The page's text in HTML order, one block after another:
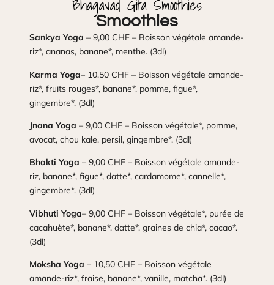
Bhagavad Gita Smoothies
Smoothies
Sankya Yoga – 9,00 CHF – Boisson végétale amande-
riz*, ananas, banane*, menthe. (3dl)
Karma Yoga– 10,50 CHF – Boisson végétale amande-
riz*, fruits rouges*, banane*, pomme, figue*,
gingembre*. (3dl)
Jnana Yoga – 9,00 CHF – Boisson végétale*, pomme,
avocat, chou kale, persil, gingembre*. (3dl)
Bhakti Yoga – 9,00 CHF – Boisson végétale amande-
riz, banane*, figue*, datte*, cardamome*, cannelle*,
gingembre*. (3dl)
Vibhuti Yoga– 9,00 CHF – Boisson végétale*, purée de
cacahuète*, banane*, datte*, graines de chia*, cacao*.
(3dl)
Moksha Yoga – 10,50 CHF – Boisson végétale
amande-riz*, fraise, banane*, vanille, matcha*. (3dl)